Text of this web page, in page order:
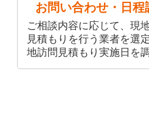
お問い合わせ・日程
ご相談内容に応じて、現
見積もりを行う業者を選
地訪問見積もり実施日を調